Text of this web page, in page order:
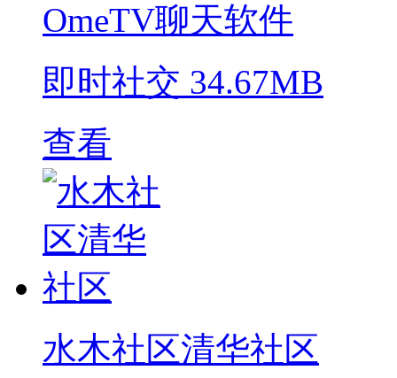
OmeTV聊天软件
即时社交 34.67MB
查看
水木社区清华社区